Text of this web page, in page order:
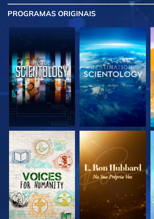
PROGRAMAS ORIGINAIS
EXPLORE A SÉRIE EXPLORE A SÉRIE